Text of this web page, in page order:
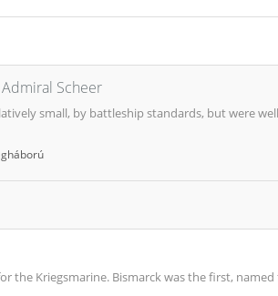
Scheer
small, by battleship standards, but were
the Kriegsmarine. Bismarck was the first,